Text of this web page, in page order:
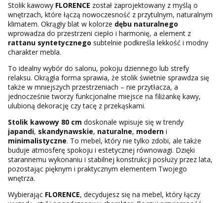
Stolik kawowy FLORENCE został zaprojektowany z myślą o
wnętrzach, które łączą nowoczesność z przytulnym, naturalnym
klimatem. Okrągły blat w kolorze dębu naturalnego
wprowadza do przestrzeni ciepło i harmonię, a element z
rattanu syntetycznego subtelnie podkreśla lekkość i modny
charakter mebla.
To idealny wybór do salonu, pokoju dziennego lub strefy
relaksu. Okrągła forma sprawia, że stolik świetnie sprawdza się
także w mniejszych przestrzeniach – nie przytłacza, a
jednocześnie tworzy funkcjonalne miejsce na filiżankę kawy,
ulubioną dekorację czy tacę z przekąskami.
Stolik kawowy 80 cm doskonale wpisuje się w trendy
japandi, skandynawskie, naturalne, modern i
minimalistyczne. To mebel, który nie tylko zdobi, ale także
buduje atmosferę spokoju i estetycznej równowagi. Dzięki
starannemu wykonaniu i stabilnej konstrukcji posłuży przez lata,
pozostając pięknym i praktycznym elementem Twojego
wnętrza.
Wybierając FLORENCE, decydujesz się na mebel, który łączy